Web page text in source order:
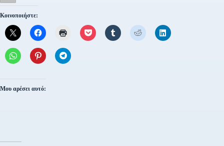
Κοινοποιήστε:
Μου αρέσει αυτό: